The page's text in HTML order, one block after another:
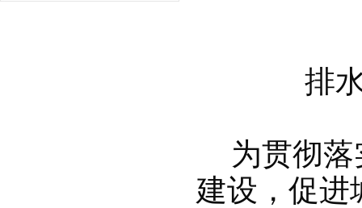
排
为贯彻
建设，促进